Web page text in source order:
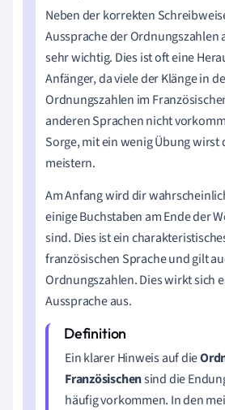
Neben der korrekten
Aussprache der Ordnungszahlen
sehr wichtig. Dies ist oft eine
Anfänger, da viele der Klänge in
Ordnungszahlen im
anderen Sprachen nicht
Sorge, mit ein wenig Übung wirst
meistern.
Am Anfang wird dir
einige Buchstaben am Ende der
sind. Dies ist ein
französischen Sprache und gilt
Ordnungszahlen. Dies wirkt sich
Aussprache aus.
Ein klarer Hinweis auf die
Französischensind die
häufig vorkommen. In den